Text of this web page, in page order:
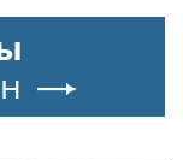
здоровья